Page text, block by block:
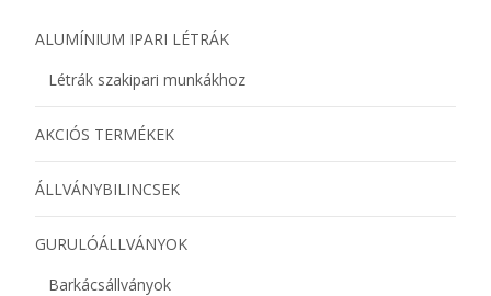
ALUMÍNIUM IPARI LÉTRÁK
Létrák szakipari munkákhoz
AKCIÓS TERMÉKEK
ÁLLVÁNYBILINCSEK
GURULÓÁLLVÁNYOK
Barkácsállványok